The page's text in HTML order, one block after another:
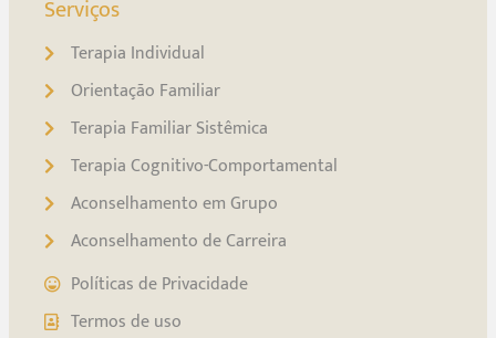
Serviços
Terapia Individual
Orientação Familiar
Terapia Familiar Sistêmica
Terapia Cognitivo-Comportamental
Aconselhamento em Grupo
Aconselhamento de Carreira
Políticas de Privacidade
Termos de uso